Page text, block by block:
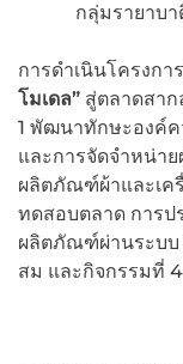
กลุ่มรายาบา
การดำเนินโครงก
โมเดล” สู่ตลาดสา
1 พัฒนาทักษะองค์
และการจัดจำหน่า
ผลิตภัณฑ์ผ้าและเค
ทดสอบตลาด การป
ผลิตภัณฑ์ผ่านระบบ
สม และกิจกรรมที่